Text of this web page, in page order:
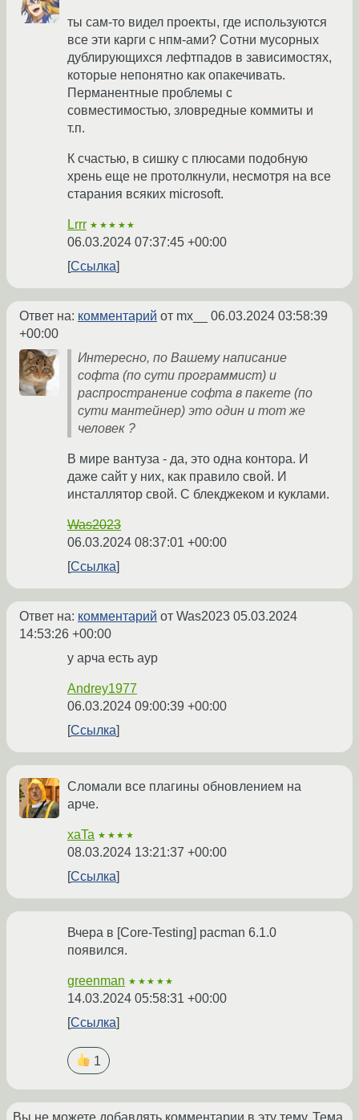
ты сам-то видел проекты, где используются
все эти карги с нпм-ами? Сотни мусорных
дублирующихся лефтпадов в зависимостях,
которые непонятно как опакечивать.
Перманентные проблемы с
совместимостью, зловредные коммиты и
т.п.
К счастью, в сишку с плюсами подобную
хрень еще не протолкнули, несмотря на все
старания всяких microsoft.
Lrrr ★★★★★
06.03.2024 07:37:45 +00:00
Ссылка
Ответ на: комментарий от mx__ 06.03.2024 03:58:39
+00:00
Интересно, по Вашему написание
софта (по сути программист) и
распространение софта в пакете (по
сути мантейнер) это один и тот же
человек ?
В мире вантуза - да, это одна контора. И
даже сайт у них, как правило свой. И
инсталлятор свой. С блекджеком и куклами.
Was2023
06.03.2024 08:37:01 +00:00
Ссылка
Ответ на: комментарий от Was2023 05.03.2024
14:53:26 +00:00
у арча есть аур
Andrey1977
06.03.2024 09:00:39 +00:00
Ссылка
Сломали все плагины обновлением на
арче.
xaTa ★★★★
08.03.2024 13:21:37 +00:00
Ссылка
Вчера в [Core-Testing] pacman 6.1.0
появился.
greenman ★★★★★
14.03.2024 05:58:31 +00:00
Ссылка
1
Вы не можете добавлять комментарии в эту тему. Тема